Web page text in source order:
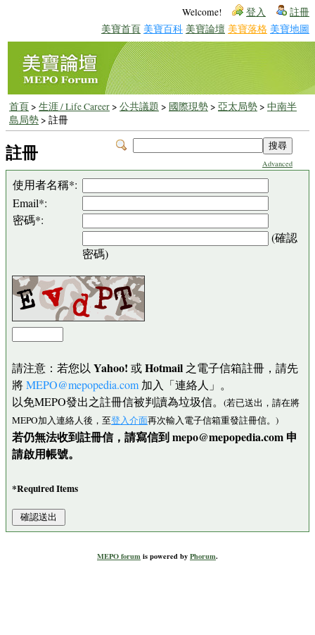
Welcome! 登入 註冊
美寶首頁 美寶百科 美寶論壇 美寶落格 美寶地圖
首頁> 生涯 / Life Career> 公共議題 > 國際現勢> 亞太局勢> 中南半
島局勢> 註冊
Advanced
註冊
使用者名稱*:
Email*:
密碼*:
(確認
密碼)
請注意：若您以 Yahoo! 或Hotmail 之電子信箱註冊，請先
將MEPO@mepopedia.com 加入「連絡人」。
以免MEPO發出之註冊信被判讀為垃圾信。 (若已送出，請在將
MEPO加入連絡人後，至登入介面再次輸入電子信箱重發註冊信。)
若仍無法收到註冊信，請寫信到 mepo@mepopedia.com 申
請啟用帳號。
*Required Items
MEPO forumis powered byPhorum.